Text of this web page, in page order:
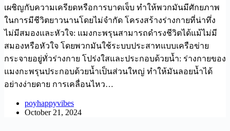
เผชิญกับความเครียดหรือการบาดเจ็บ ทำให้พวกมันมีศักยภาพ
ในการมีชีวิตยาวนานโดยไม่จำกัด โครงสร้างร่างกายที่น่าทึ่ง
ไม่มีสมองและหัวใจ: แมงกะพรุนสามารถดำรงชีวิตได้แม้ไม่มี
สมองหรือหัวใจ โดยพวกมันใช้ระบบประสาทแบบเครือข่าย
กระจายอยู่ทั่วร่างกาย โปร่งใสและประกอบด้วยน้ำ: ร่างกายของ
แมงกะพรุนประกอบด้วยน้ำเป็นส่วนใหญ่ ทำให้มันลอยน้ำได้
อย่างง่ายดาย การเคลื่อนไหว…
poyhappyvibes
October 21, 2024